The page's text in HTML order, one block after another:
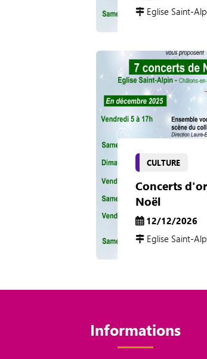
Eglise Saint-
CULTURE
Concerts
Noël
12/12/2026
Eglise Saint-
Informations